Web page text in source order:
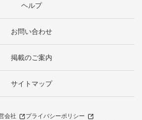
ヘルプ
お問い合わせ
掲載のご案内
サイトマップ
会社
プライバシーポリシー